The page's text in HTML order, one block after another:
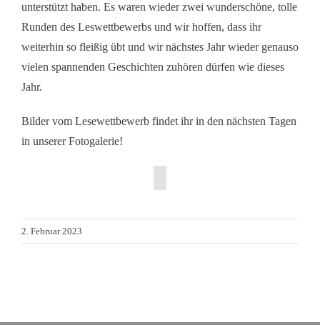
unterstützt haben. Es waren wieder zwei wunderschöne, tolle
Runden des Leswettbewerbs und wir hoffen, dass ihr
weiterhin so fleißig übt und wir nächstes Jahr wieder genauso
vielen spannenden Geschichten zuhören dürfen wie dieses
Jahr.
Bilder vom Lesewettbewerb findet ihr in den nächsten Tagen
in unserer Fotogalerie!
2. Februar 2023